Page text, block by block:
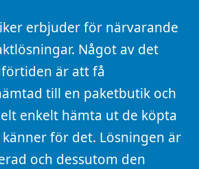
erbjuder för närvarande
Något av det
är att få
till en paketbutik och
enkelt hämta ut de köpta
för det. Lösningen är
och dessutom den